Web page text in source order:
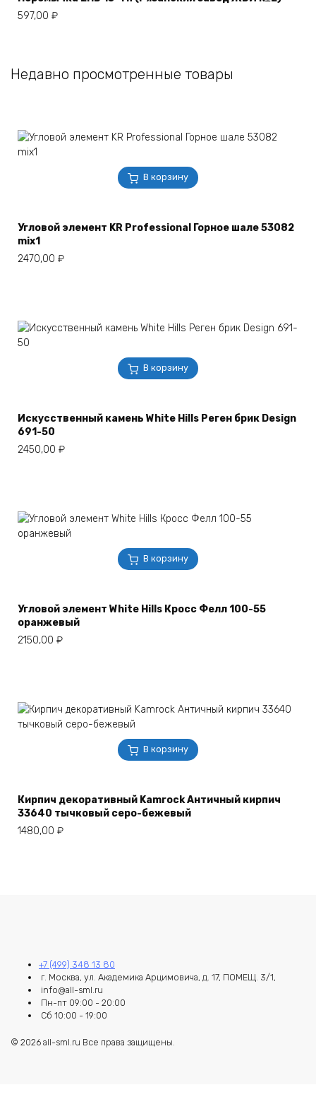
597,00 ₽
Недавно просмотренные товары
В корзину
Угловой элемент KR Professional Горное шале 53082
mix1
2470,00 ₽
В корзину
Искусственный камень White Hills Реген брик Design
691-50
2450,00 ₽
В корзину
Угловой элемент White Hills Кросс Фелл 100-55
оранжевый
2150,00 ₽
В корзину
Кирпич декоративный Kamrock Античный кирпич
33640 тычковый серо-бежевый
1480,00 ₽
+7 (499) 348 13 80
г. Москва, ул. Академика Арцимовича, д. 17, ПОМЕЩ. 3/1,
info@all-sml.ru
Пн-пт 09:00 - 20:00
Сб 10:00 - 19:00
© 2026 all-sml.ru Все права защищены.